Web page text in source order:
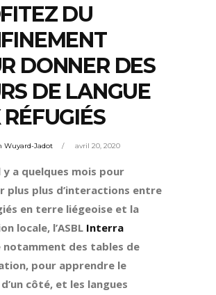
DU
DONNER DES
DE LANGUE
Wuyard-Jadot avril 20, 2020
y a quelques mois pour
plus plus d’interactions entre
en terre liégeoise et la
locale, l’ASBL Interra
notamment des tables de
pour apprendre le
côté, et les langues